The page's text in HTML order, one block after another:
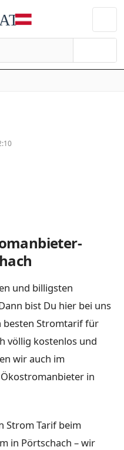
und billigsten
bist Du hier bei uns
besten Stromtarif für
völlig kostenlos und
wir auch im
in
Strom Tarif beim
in Pörtschach – wir